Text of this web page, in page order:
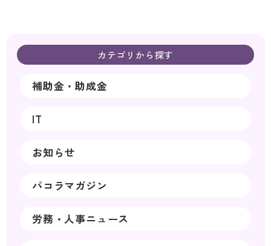
カテゴリから探す
補助金・助成金
IT
お知らせ
パコラマガジン
労務・人事ニュース